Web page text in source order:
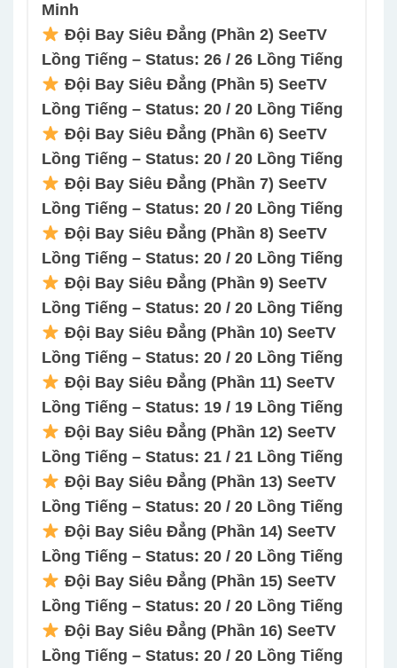
Minh
Đội Bay Siêu Đẳng (Phần 2) SeeTV
Lồng Tiếng – Status: 26 / 26 Lồng Tiếng
Đội Bay Siêu Đẳng (Phần 5) SeeTV
Lồng Tiếng – Status: 20 / 20 Lồng Tiếng
Đội Bay Siêu Đẳng (Phần 6) SeeTV
Lồng Tiếng – Status: 20 / 20 Lồng Tiếng
Đội Bay Siêu Đẳng (Phần 7) SeeTV
Lồng Tiếng – Status: 20 / 20 Lồng Tiếng
Đội Bay Siêu Đẳng (Phần 8) SeeTV
Lồng Tiếng – Status: 20 / 20 Lồng Tiếng
Đội Bay Siêu Đẳng (Phần 9) SeeTV
Lồng Tiếng – Status: 20 / 20 Lồng Tiếng
Đội Bay Siêu Đẳng (Phần 10) SeeTV
Lồng Tiếng – Status: 20 / 20 Lồng Tiếng
Đội Bay Siêu Đẳng (Phần 11) SeeTV
Lồng Tiếng – Status: 19 / 19 Lồng Tiếng
Đội Bay Siêu Đẳng (Phần 12) SeeTV
Lồng Tiếng – Status: 21 / 21 Lồng Tiếng
Đội Bay Siêu Đẳng (Phần 13) SeeTV
Lồng Tiếng – Status: 20 / 20 Lồng Tiếng
Đội Bay Siêu Đẳng (Phần 14) SeeTV
Lồng Tiếng – Status: 20 / 20 Lồng Tiếng
Đội Bay Siêu Đẳng (Phần 15) SeeTV
Lồng Tiếng – Status: 20 / 20 Lồng Tiếng
Đội Bay Siêu Đẳng (Phần 16) SeeTV
Lồng Tiếng – Status: 20 / 20 Lồng Tiếng